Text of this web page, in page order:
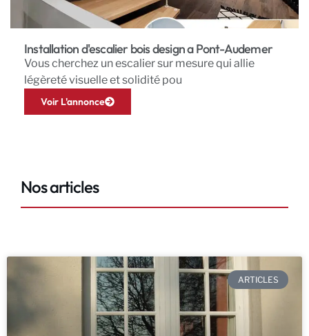
Installation d'escalier bois design a Pont-Audemer
Vous cherchez un escalier sur mesure qui allie
légèreté visuelle et solidité pou
Voir L'annonce
Nos articles
ARTICLES